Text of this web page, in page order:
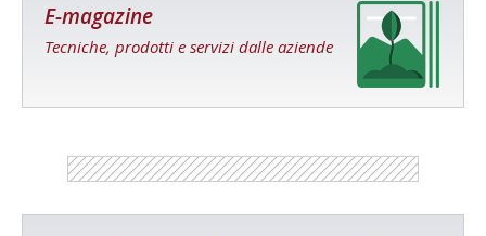
E-magazine
Tecniche, prodotti e servizi dalle aziende